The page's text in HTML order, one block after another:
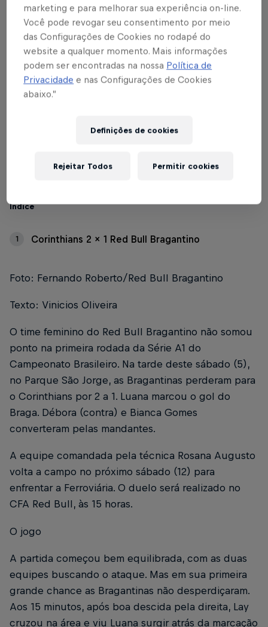
Em São Paulo,
Bragantinas perdem
por 2 a 1 para o
Corinthians
Escrito por Vinicios Oliveira
Índice
1 Corinthians 2 x 1 Red Bull Bragantino
Foto: Fernando Roberto/Red Bull Bragantino
Texto: Vinicios Oliveira
O time feminino do Red Bull Bragantino não somou
ponto na primeira rodada da Série A1 do
Campeonato Brasileiro. Na tarde deste sábado (5),
no Parque São Jorge, as Bragantinas perderam para
o Corinthians por 2 a 1. Luana marcou o gol do
Braga. Débora (contra) e Bianca Gomes
converteram pelas mandantes.
A equipe comandada pela técnica Rosana Augusto
volta a campo no próximo sábado (12) para
enfrentar a Ferroviária. O duelo será realizado no
CFA Red Bull, às 15 horas.
O jogo
A partida começou bem equilibrada, com as duas
equipes buscando o ataque. Mas em sua primeira
grande chance as Bragantinas não desperdiçaram.
Aos 15 minutos, após boa descida pela direita, Lay
cruzou na área e viu Luana surgir atrás da marcação
marketing e para melhorar sua experiência on-line.
Você pode revogar seu consentimento por meio
das Configurações de Cookies no rodapé do
website a qualquer momento. Mais informações
podem ser encontradas na nossa Política de
Privacidade e nas Configurações de Cookies
abaixo.”
Definições de cookies
Rejeitar Todos Permitir cookies